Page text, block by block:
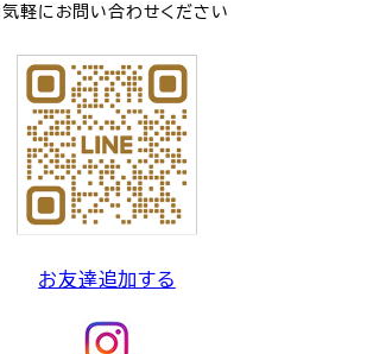
気軽にお問い合わせください
お友達追加する